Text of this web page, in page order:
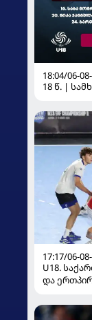
18:04/06-
18 წ. |
17:17/06-
U18.
და